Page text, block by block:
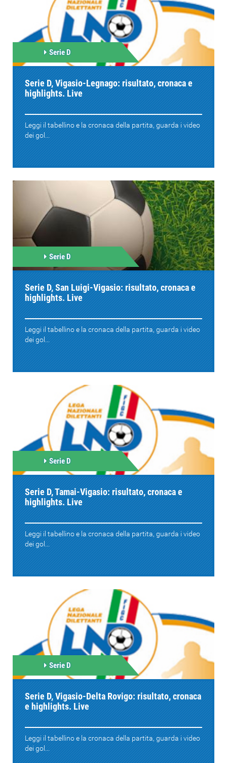
Serie D
Serie D, Vigasio-Legnago: risultato, cronaca e
highlights. Live
Leggi il tabellino e la cronaca della partita, guarda i video
dei gol...
Serie D
Serie D, San Luigi-Vigasio: risultato, cronaca e
highlights. Live
Leggi il tabellino e la cronaca della partita, guarda i video
dei gol...
Serie D
Serie D, Tamai-Vigasio: risultato, cronaca e
highlights. Live
Leggi il tabellino e la cronaca della partita, guarda i video
dei gol...
Serie D
Serie D, Vigasio-Delta Rovigo: risultato, cronaca
e highlights. Live
Leggi il tabellino e la cronaca della partita, guarda i video
dei gol...